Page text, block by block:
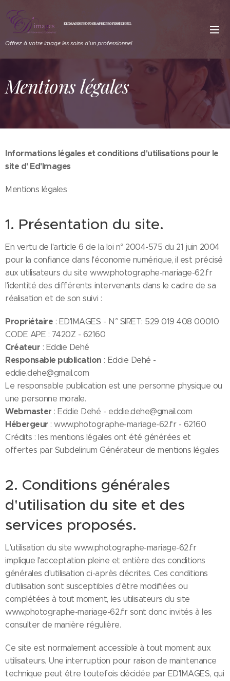
ED'IMAGES PHOTOGRAPHE PROFESSIONNEL
Offrez à votre image les soins d'un professionnel
Mentions légales
Informations légales et conditions d'utilisations pour le
site d' Ed'Images
Mentions légales
1. Présentation du site.
En vertu de l'article 6 de la loi n° 2004-575 du 21 juin 2004
pour la confiance dans l'économie numérique, il est précisé
aux utilisateurs du site www.photographe-mariage-62.fr
l'identité des différents intervenants dans le cadre de sa
réalisation et de son suivi :
Propriétaire : ED'IMAGES - N° SIRET: 529 019 408 00010
CODE APE : 7420Z - 62160
Créateur : Eddie Dehé
Responsable publication : Eddie Dehé -
eddie.dehe@gmail.com
Le responsable publication est une personne physique ou
une personne morale.
Webmaster : Eddie Dehé - eddie.dehe@gmail.com
Hébergeur : www.photographe-mariage-62.fr - 62160
Crédits : les mentions légales ont été générées et
offertes par Subdelirium Générateur de mentions légales
2. Conditions générales
d'utilisation du site et des
services proposés.
L'utilisation du site www.photographe-mariage-62.fr
implique l'acceptation pleine et entière des conditions
générales d'utilisation ci-après décrites. Ces conditions
d'utilisation sont susceptibles d'être modifiées ou
complétées à tout moment, les utilisateurs du site
www.photographe-mariage-62.fr sont donc invités à les
consulter de manière régulière.
Ce site est normalement accessible à tout moment aux
utilisateurs. Une interruption pour raison de maintenance
technique peut être toutefois décidée par ED'IMAGES, qui